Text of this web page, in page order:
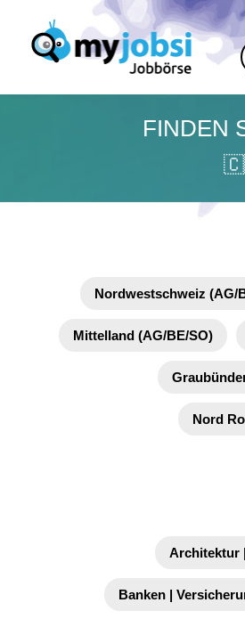
FINDEN
Nordwestschweiz (AG/
Mittelland (AG/BE/SO)
Nord
Architektur
Banken |